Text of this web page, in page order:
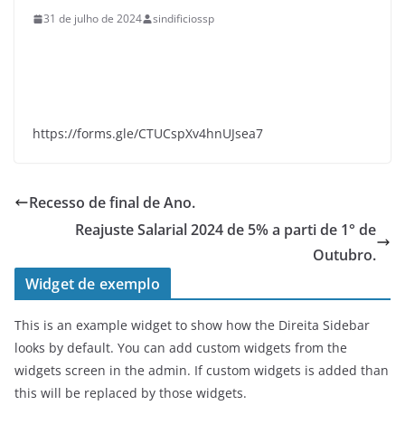
31 de julho de 2024 sindificiossp
https://forms.gle/CTUCspXv4hnUJsea7
Recesso de final de Ano.
Reajuste Salarial 2024 de 5% a parti de 1° de
Outubro.
Widget de exemplo
This is an example widget to show how the Direita Sidebar
looks by default. You can add custom widgets from the
widgets screen in the admin. If custom widgets is added than
this will be replaced by those widgets.